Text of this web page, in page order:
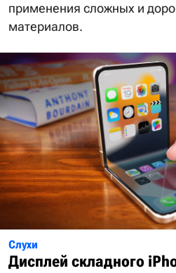
применения сложных и
материалов.
Слухи
Дисплей складного